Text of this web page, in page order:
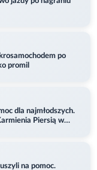
po
promil
dla najmłodszych.
Piersią w
na pomoc.